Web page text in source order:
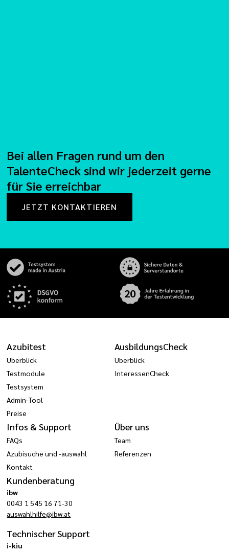
Bei allen Fragen rund um den
TalenteCheck sind wir jederzeit gerne
für Sie erreichbar
JETZT KONTAKTIEREN
Azubitest
Überblick
Testmodule
Testsystem
Admin-Tool
Preise
AusbildungsCheck
Überblick
InteressenCheck
Infos & Support
FAQs
Azubisuche und -auswahl
Kontakt
Über uns
Team
Referenzen
Kundenberatung
ibw
0043 1 545 16 71-30
auswahlhilfe@ibw.at
Technischer Support
i-kiu